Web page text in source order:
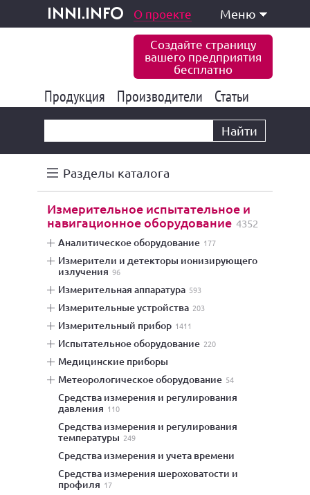
inni.info
и услуги О проекте Меню
Создайте страницу
вашего предприятия
бесплатно
Продукция 177 847
Производители 6 777
Статьи
Найти
Разделы каталога
измерительное испытательное и
навигационное оборудование 4352
аналитическое оборудование 177
измерители и детекторы ионизирующего
излучения 96
измерительная аппаратура 593
измерительные устройства 203
измерительный прибор 1411
испытательное оборудование 220
медицинские приборы
метеорологическое оборудование 54
средства измерения и регулирования
давления 110
средства измерения и регулирования
температуры 249
средства измерения и учета времени
средства измерения шероховатости и
профиля 17